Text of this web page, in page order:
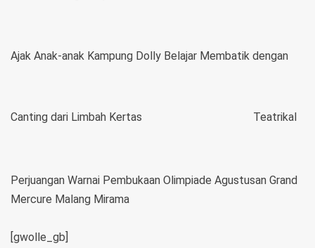
Ajak Anak-anak Kampung Dolly Belajar Membatik dengan
Canting dari Limbah Kertas Teatrikal
Perjuangan Warnai Pembukaan Olimpiade Agustusan Grand
Mercure Malang Mirama
[gwolle_gb]